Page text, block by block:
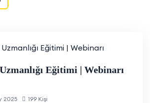
Eğitimi | Webinarı
2025 199 Kişi